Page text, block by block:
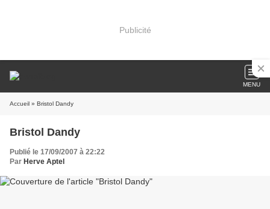
Publicité
MENU
Accueil » Bristol Dandy
Bristol Dandy
Publié le 17/09/2007 à 22:22
Par Herve Aptel